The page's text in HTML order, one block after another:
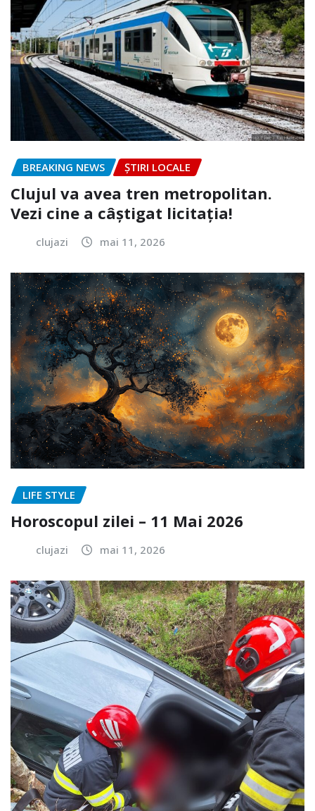
BREAKING NEWS ȘTIRI LOCALE
Clujul va avea tren metropolitan.
Vezi cine a câștigat licitația!
clujazi mai 11, 2026
LIFE STYLE
Horoscopul zilei – 11 Mai 2026
clujazi mai 11, 2026